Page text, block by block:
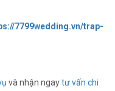
7799wedding.vn/trap-
và nhận ngaytư vấn chi